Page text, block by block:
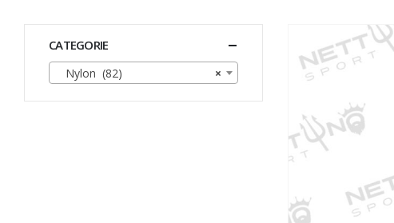
CATEGORIE
×
Nylon (82)